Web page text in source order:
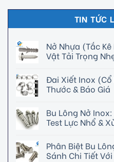
TIN TỨC
Nở Nhựa (Tắc
Vật Tải Trọng
Đai Xiết Inox (Cổ
Thước & Báo Giá
Bu Lông Nở
Test Lực Nhổ &
Phân Biệt Bu
Sánh Chi Tiết